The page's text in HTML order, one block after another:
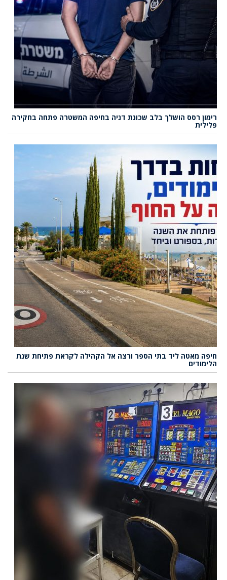
רימון רסס הושלך בלב שכונת דניה בחיפה המשטרה פתחה בחקירה
פלילית
חיפה מאטה ליד בתי הספר ורצה אל הקהילה לקראת פתיחת שנת
הלימודים